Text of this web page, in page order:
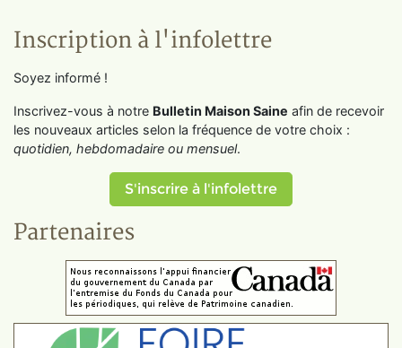
Inscription à l'infolettre
Soyez informé !
Inscrivez-vous à notre Bulletin Maison Saine afin de recevoir
les nouveaux articles selon la fréquence de votre choix :
quotidien, hebdomadaire ou mensuel.
S'inscrire à l'infolettre
Partenaires